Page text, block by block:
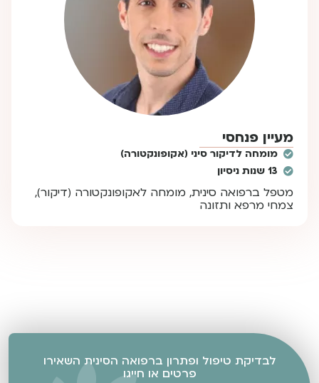
מעיין פנחסי
מומחה לדיקור סיני (אקופונקטורה)
13 שנות ניסיון
מטפל ברפואה סינית, מומחה לאקופונקטורה (דיקור),
צמחי מרפא ותזונה
לבדיקת טיפול ופתרון ברפואה הסינית השאירו
פרטים או חייגו